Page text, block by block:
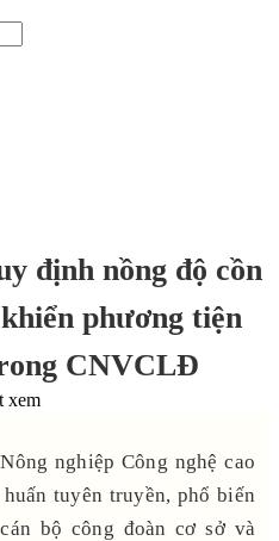
định nồng độ cồn
phương tiện
CNVCLĐ
xem
nghiệp Công nghệ cao
tuyên truyền, phổ biến
bộ công đoàn cơ sở và